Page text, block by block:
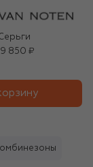
850 ₽